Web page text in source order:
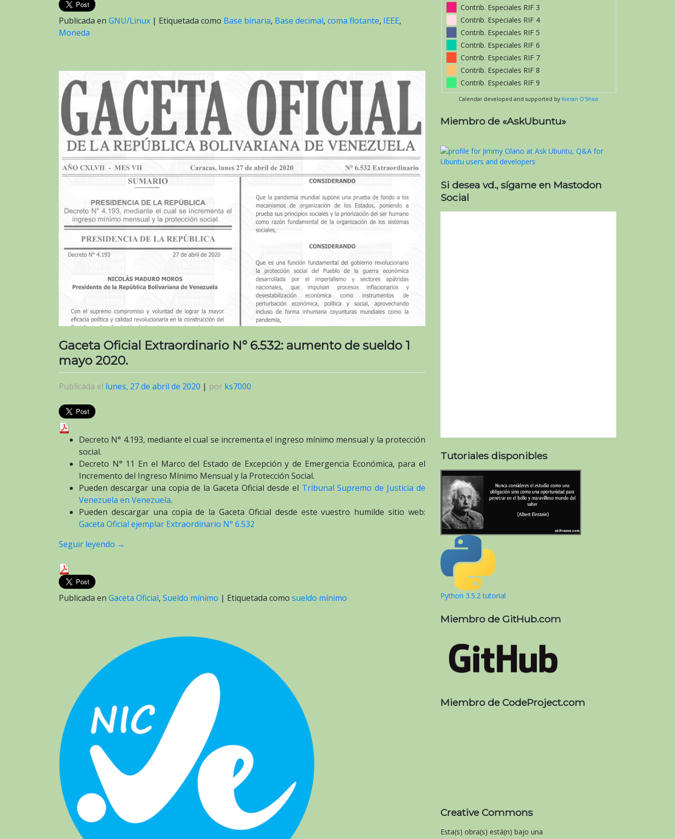
Publicada en GNU/Linux | Etiquetada como Base binaria, Base decimal, coma flotante, IEEE,
Moneda
Gaceta Oficial Extraordinario N° 6.532: aumento de sueldo 1
mayo 2020.
Publicada el lunes, 27 de abril de 2020 | por ks7000
Decreto N° 4.193, mediante el cual se incrementa el ingreso mínimo mensual y la protección
social.
Decreto N° 11 En el Marco del Estado de Excepción y de Emergencia Económica, para el
Incremento del Ingreso Mínimo Mensual y la Protección Social.
Pueden descargar una copia de la Gaceta Oficial desde el Tribunal Supremo de Justicia de
Venezuela en Venezuela.
Pueden descargar una copia de la Gaceta Oficial desde este vuestro humilde sitio web:
Gaceta Oficial ejemplar Extraordinario N° 6.532
Seguir leyendo →
Publicada en Gaceta Oficial, Sueldo mínimo | Etiquetada como sueldo mínimo
Contrib. Especiales RIF 3
Contrib. Especiales RIF 4
Contrib. Especiales RIF 5
Contrib. Especiales RIF 6
Contrib. Especiales RIF 7
Contrib. Especiales RIF 8
Contrib. Especiales RIF 9
Calendar developed and supported by Kieran O'Shea
Miembro de «AskUbuntu»
Si desea vd., sígame en Mastodon
Social
Tutoriales disponibles
Python 3.5.2 tutorial
Miembro de GitHub.com
Miembro de CodeProject.com
Creative Commons
Esta(s) obra(s) está(n) bajo una